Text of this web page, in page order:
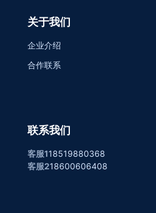
关于我们
企业介绍
合作联系
联系我们
客服118519880368
客服218600606408